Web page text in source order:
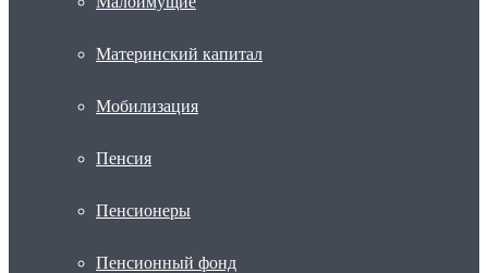
Материнский капитал
Мобилизация
Пенсия
Пенсионеры
Пенсионный фонд